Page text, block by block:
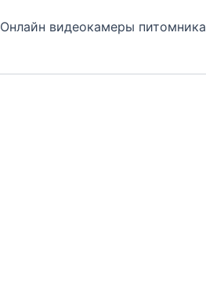
Онлайн видеокамеры питомника